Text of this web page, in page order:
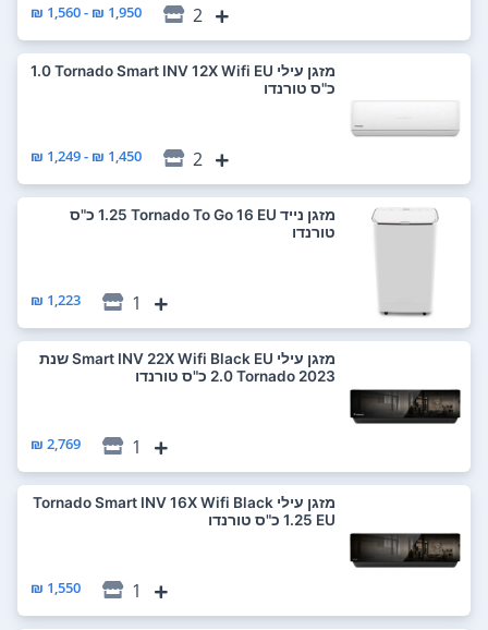
2
1,950 ₪ - 1,560 ₪
‏מזגן עילי Tornado Smart INV 12X Wifi EU ‏1.0
‏כ"ס טורנדו
2
1,450 ₪ - 1,249 ₪
‏מזגן נייד Tornado To Go 16 EU ‏1.25 ‏כ"ס
טורנדו
1
1,223 ₪
‏מזגן עילי Smart INV 22X Wifi Black EU שנת
2023 Tornado ‏2.0 ‏כ"ס טורנדו
1
2,769 ₪
‏מזגן עילי Tornado Smart INV 16X Wifi Black
EU ‏1.25 ‏כ"ס טורנדו
1
1,550 ₪